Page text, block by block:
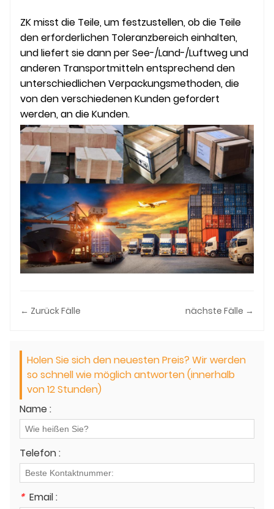
ZK misst die Teile, um festzustellen, ob die Teile
den erforderlichen Toleranzbereich einhalten,
und liefert sie dann per See-/Land-/Luftweg und
anderen Transportmitteln entsprechend den
unterschiedlichen Verpackungsmethoden, die
von den verschiedenen Kunden gefordert
werden, an die Kunden.
← Zurück Fälle nächste Fälle →
Holen Sie sich den neuesten Preis? Wir werden
so schnell wie möglich antworten (innerhalb
von 12 Stunden)
Name :
Telefon :
* Email :